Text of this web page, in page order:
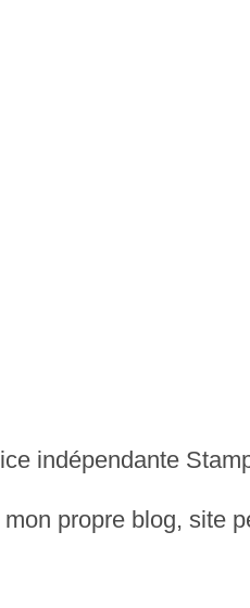
indépendante
propre blog, site